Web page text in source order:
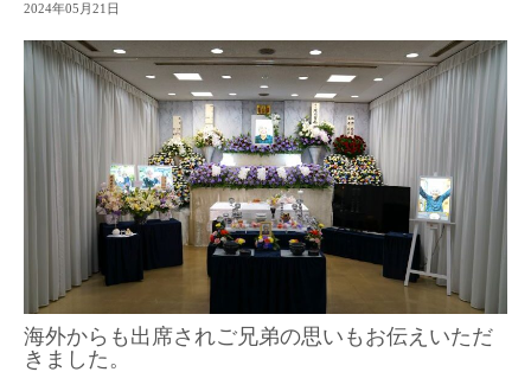
2024年05月21日
海外からも出席されご兄弟の思いもお伝えいただ
きました。